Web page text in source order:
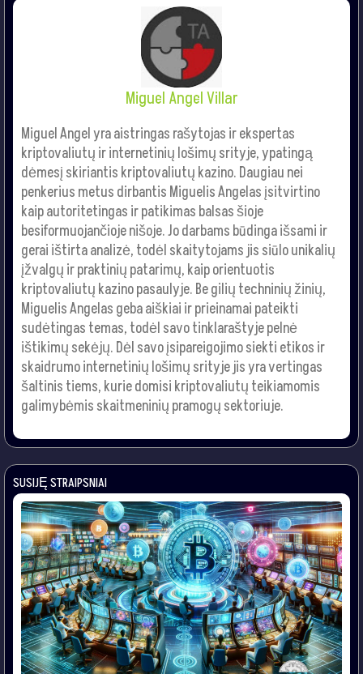
Miguel Angel Villar
Miguel Angel yra aistringas rašytojas ir ekspertas
kriptovaliutų ir internetinių lošimų srityje, ypatingą
dėmesį skiriantis kriptovaliutų kazino. Daugiau nei
penkerius metus dirbantis Miguelis Angelas įsitvirtino
kaip autoritetingas ir patikimas balsas šioje
besiformuojančioje nišoje. Jo darbams būdinga išsami ir
gerai ištirta analizė, todėl skaitytojams jis siūlo unikalių
įžvalgų ir praktinių patarimų, kaip orientuotis
kriptovaliutų kazino pasaulyje. Be gilių techninių žinių,
Miguelis Angelas geba aiškiai ir prieinamai pateikti
sudėtingas temas, todėl savo tinklaraštyje pelnė
ištikimų sekėjų. Dėl savo įsipareigojimo siekti etikos ir
skaidrumo internetinių lošimų srityje jis yra vertingas
šaltinis tiems, kurie domisi kriptovaliutų teikiamomis
galimybėmis skaitmeninių pramogų sektoriuje.
SUSIJĘ STRAIPSNIAI